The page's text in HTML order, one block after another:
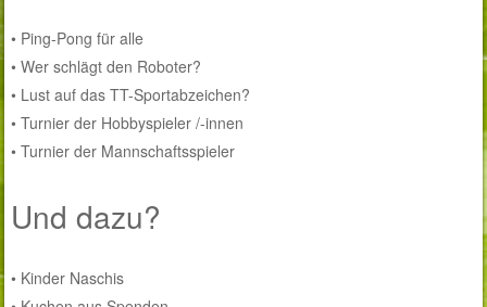
• Ping-Pong für alle
• Wer schlägt den Roboter?
• Lust auf das TT-Sportabzeichen?
• Turnier der Hobbyspieler /-innen
• Turnier der Mannschaftsspieler
Und dazu?
• Kinder Naschis